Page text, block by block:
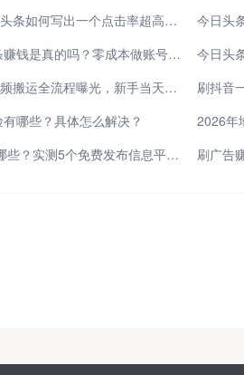
10节系列课之第6讲：在头条如何写出一个点击率超高的文章标题
靠谱副业盘点，今日头条赚钱是真的吗？零成本做账号盈利小技巧
两天赚了466元！头条视频搬运全流程曝光，新手当天见收益，今日头条到底怎么赚钱？
哪些？具体怎么解决？
2026年免费发帖网站有哪些？实测5个免费发布信息平台，高效解决各类需求！
刷广告